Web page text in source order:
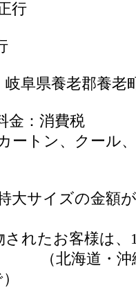
行
阜県養老郡養老
金：消費税
ートン、クール
大サイズの金額
れたお客様は、
（北海道・沖